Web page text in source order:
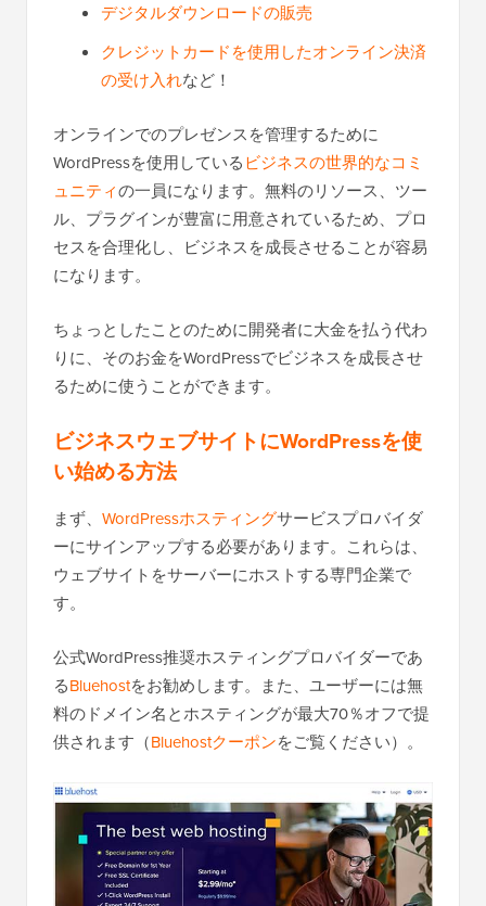
デジタルダウンロードの販売
クレジットカードを使用したオンライン決済
の受け入れなど！
オンラインでのプレゼンスを管理するために
WordPressを使用しているビジネスの世界的なコミ
ュニティの一員になります。無料のリソース、ツー
ル、プラグインが豊富に用意されているため、プロ
セスを合理化し、ビジネスを成長させることが容易
になります。
ちょっとしたことのために開発者に大金を払う代わ
りに、そのお金をWordPressでビジネスを成長させ
るために使うことができます。
ビジネスウェブサイトにWordPressを使
い始める方法
まず、 WordPressホスティングサービスプロバイダ
ーにサインアップする必要があります。これらは、
ウェブサイトをサーバーにホストする専門企業で
す。
公式WordPress推奨ホスティングプロバイダーであ
るBluehostをお勧めします。また、ユーザーには無
料のドメイン名とホスティングが最大70％オフで提
供されます（Bluehostクーポンをご覧ください）。